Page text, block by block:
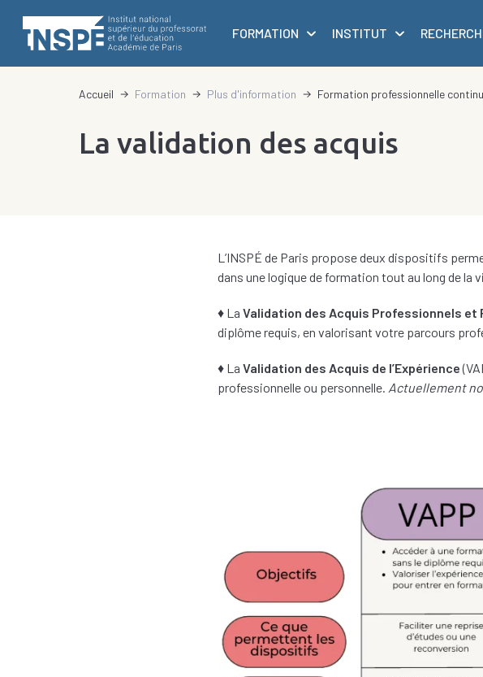
contenu
principal
principale
FORMATION
INSTITUT
d'Ariane
Accueil Formation Plus d'information Formation professionnelle
La validation des acquis
L’INSPÉ de Paris propose deux dispositifs
dans une logique de formation tout au long de la
♦ La Validation des Acquis Professionnels et
diplôme requis, en valorisant votre parcours
♦ La Validation des Acquis de l’Expérience
professionnelle ou personnelle. Actuellement